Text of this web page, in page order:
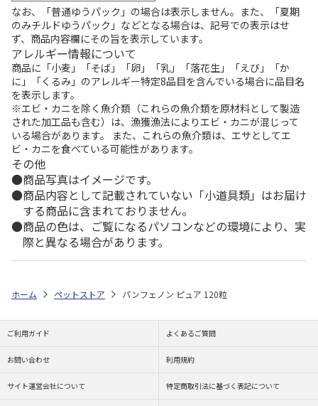
なお、「普通ゆうパック」の場合は表示しません。また、「夏期
のみチルドゆうパック」などとなる場合は、記号での表示はせ
ず、商品内容欄にその旨を表示しています。
アレルギー情報について
商品に「小麦」「そば」「卵」「乳」「落花生」「えび」「か
に」「くるみ」のアレルギー特定8品目を含んでいる場合に品目名
を表示します。
※エビ・カニを除く魚介類（これらの魚介類を原材料として製造
された加工品も含む）は、漁獲漁法によりエビ・カニが混じって
いる場合があります。 また、これらの魚介類は、エサとしてエ
ビ・カニを食べている可能性があります。
その他
商品写真はイメージです。
商品内容として記載されていない「小道具類」はお届け
する商品に含まれておりません。
商品の色は、ご覧になるパソコンなどの環境により、実
際と異なる場合があります。
ホーム ペットストア パンフェノン ピュア 120粒
ご利用ガイド よくあるご質問
お問い合わせ 利用規約
サイト運営会社について 特定商取引法に基づく表記について